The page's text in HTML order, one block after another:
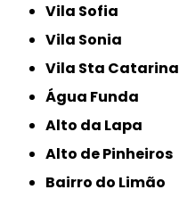
Vila Sofia
Vila Sonia
Vila Sta Catarina
Água Funda
Alto da Lapa
Alto de Pinheiros
Bairro do Limão